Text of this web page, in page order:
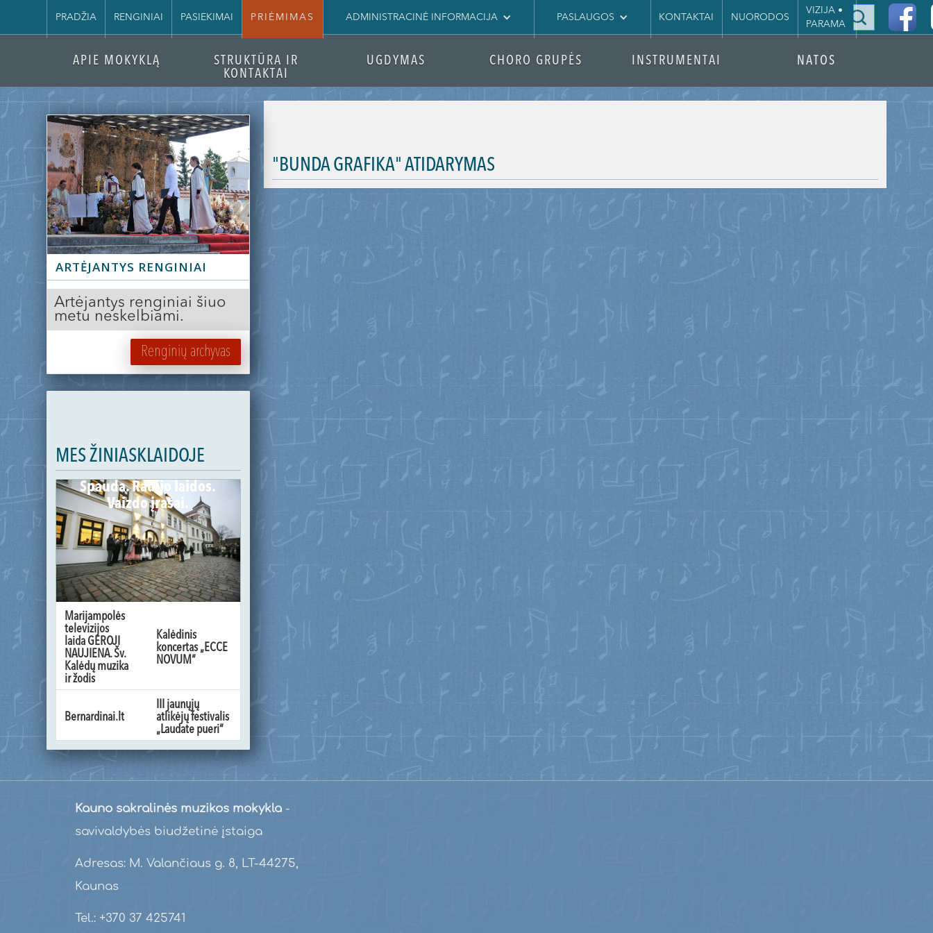
PRADŽIA RENGINIAI PASIEKIMAI PRIĖMIMAS ADMINISTRACINĖ INFORMACIJA PASLAUGOS KONTAKTAI NUORODOS
VIZIJA •
PARAMA
|
APIE MOKYKLĄ
STRUKTŪRA IR
KONTAKTAI
UGDYMAS CHORO GRUPĖS INSTRUMENTAI NATOS
ARTĖJANTYS RENGINIAI
Artėjantys renginiai šiuo
metu neskelbiami.
Renginių archyvas
MES ŽINIASKLAIDOJE
Spauda. Radijo laidos.
Vaizdo įrašai.
Marijampolės
televizijos
laida GEROJI
NAUJIENA. Šv.
Kalėdų muzika
ir žodis
Kalėdinis
koncertas „ECCE
NOVUM“
Bernardinai.lt
III jaunųjų
atlikėjų festivalis
„Laudate pueri“
"BUNDA GRAFIKA" ATIDARYMAS
Kauno sakralinės muzikos mokykla-
savivaldybės biudžetinė įstaiga
Adresas: M. Valančiaus g. 8, LT-44275,
Kaunas
Tel.: +370 37 425741